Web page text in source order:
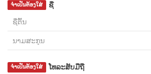
ຊື່
ຈຳເປັນຕ້ອງໃສ່
ໂທລະສັບມືຖື
ຈຳເປັນຕ້ອງໃສ່